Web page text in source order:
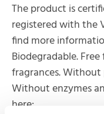
The product is
registered with the
find more
Biodegradable.
fragrances. Without
Without enzymes
here: